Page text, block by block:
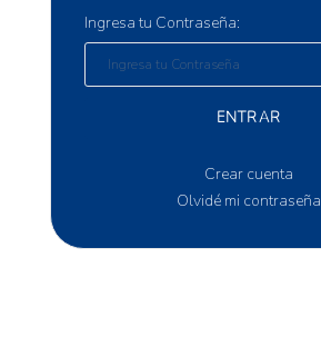
Ingresa tu Contraseña:
ENTRAR
Crear cuenta
Olvidé mi contraseña